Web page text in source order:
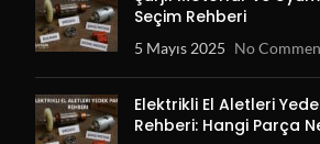
Seçim Rehberi
5 Mayıs 2025 No
Elektrikli El Aletleri
Rehberi: Hangi Parça